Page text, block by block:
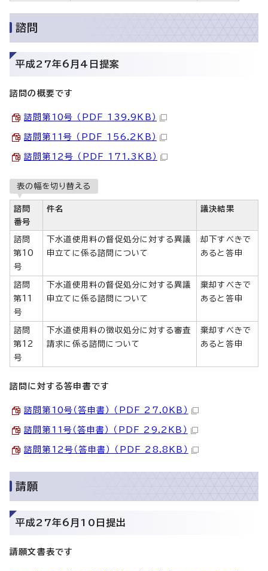
諮問
平成27年6月4日提案
諮問の概要です
諮問第10号 （PDF 139.9KB）
諮問第11号 （PDF 156.2KB）
諮問第12号 （PDF 171.3KB）
表の幅を切り替える
諮問
番号
件名 議決結果
諮問
第10
号
下水道使用料の督促処分に対する異議
申立てに係る諮問について
却下すべきで
あると答申
諮問
第11
号
下水道使用料の督促処分に対する異議
申立てに係る諮問について
棄却すべきで
あると答申
諮問
第12
号
下水道使用料の徴収処分に対する審査
請求に係る諮問について
棄却すべきで
あると答申
諮問に対する答申書です
諮問第10号（答申書） （PDF 27.0KB）
諮問第11号（答申書） （PDF 29.2KB）
諮問第12号（答申書） （PDF 28.8KB）
請願
平成27年6月10日提出
請願文書表です